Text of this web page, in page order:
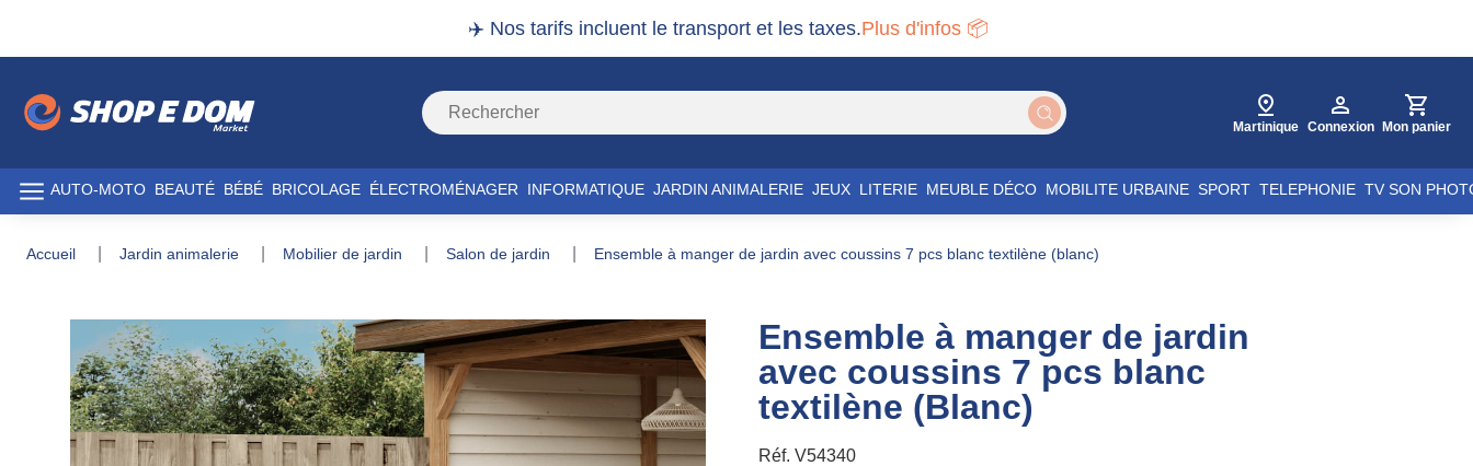
✈️ Nos tarifs incluent le transport et les taxes.Plus d'infos 📦
Martinique Connexion Mon panier
AUTO-MOTO BEAUTÉ BÉBÉ BRICOLAGE ÉLECTROMÉNAGER INFORMATIQUE JARDIN ANIMALERIE JEUX LITERIE MEUBLE DÉCO MOBILITE URBAINE SPORT TELEPHONIE TV SON
accueil jardin animalerie mobilier de jardin salon de jardin ensemble à manger de jardin avec coussins 7 pcs blanc textilène (blanc)
Ensemble à manger de jardin
avec coussins 7 pcs blanc
textilène (Blanc)
Réf. V54340